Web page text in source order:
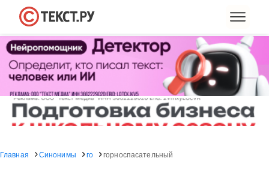
Главная Синонимы го горноспасательный